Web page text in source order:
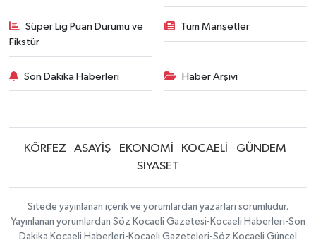
Süper Lig Puan Durumu ve
Fikstür
Tüm Manşetler
Son Dakika Haberleri Haber Arşivi
KÖRFEZ ASAYİŞ EKONOMİ KOCAELİ
GÜNDEM
SİYASET
Sitede yayınlanan içerik ve yorumlardan yazarları sorumludur.
Yayınlanan yorumlardan Söz Kocaeli Gazetesi-Kocaeli Haberleri-Son
Dakika Kocaeli Haberleri-Kocaeli Gazeteleri-Söz Kocaeli Güncel